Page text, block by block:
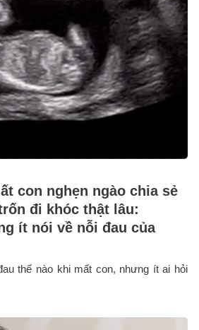
con nghẹn ngào chia sẻ
đi khóc thật lâu:
ít nói về nỗi đau của
thế nào khi mất con, nhưng ít ai hỏi